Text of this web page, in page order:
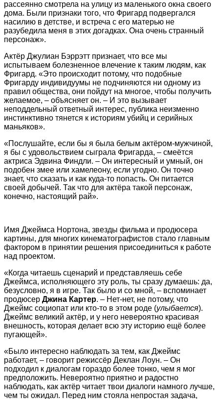
рассеянно смотрела на улицу из маленького окна своего
дома. Были признаки того, что Фригард подвергался
насилию в детстве, и встреча с его матерью не
разубедила меня в этих догадках. Она очень странный
персонаж».
Актёр Джулиан Бэррэтт признает, что все мы
испытываем болезненное влечение к таким людям, как
Фригард. «Это происходит потому, что подобные
Фригарду индивидуумы не подчиняются ни одному из
правил общества, они пойдут на многое, чтобы получить
желаемое, – объясняет он. – И это вызывает
неподдельный ответный интерес, публика неизменно
инстинктивно тянется к историям убийц и серийных
маньяков».
«Послушайте, если бы я была белым актёром-мужчиной,
я бы с удовольствием сыграла Фригарда, – смеётся
актриса Эдвина Финдли. – Он интересный и умный, он
подобен змее или хамелеону, если угодно. Он точно
знает, что сказать и как куда-то попасть. Он питается
своей добычей. Так что для актёра такой персонаж,
конечно, настоящий рай».
Имя Джеймса Нортона, звезды фильма и продюсера
картины, для многих кинематографистов стало главным
фактором в принятии решения присоединиться к работе
над проектом.
«Когда читаешь сценарий и представляешь себе
Джеймса, исполняющего эту роль, ты сразу думаешь: да,
безусловно, я в игре. Так было и со мной, – вспоминает
продюсер Джина Картер. – Нет-нет, не потому, что
Джеймс социопат или кто-то в этом роде (улыбается).
Джеймс великий актёр, и у него невероятно красивая
внешность, которая делает всю эту историю ещё более
пугающей».
«Было интересно наблюдать за тем, как Джеймс
работает, – говорит режиссёр Деклан Лоун. – Он
подходил к диалогам гораздо более тонко, чем я мог
предположить. Невероятно приятно и радостно
наблюдать, как актёр читает твои диалоги намного лучше,
чем ты ожидал. Перед ним стояла непростая задача,